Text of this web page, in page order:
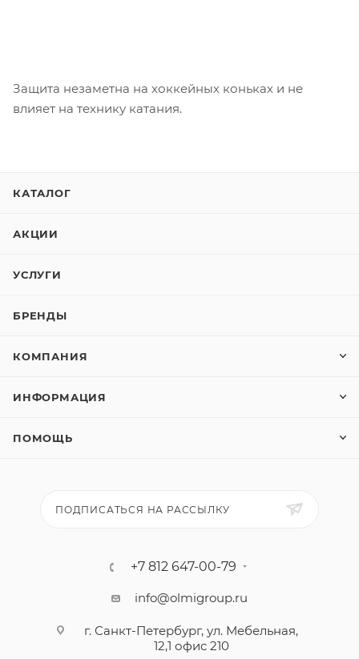
Защита незаметна на хоккейных коньках и не
влияет на технику катания.
КАТАЛОГ
АКЦИИ
УСЛУГИ
БРЕНДЫ
КОМПАНИЯ
ИНФОРМАЦИЯ
ПОМОЩЬ
ПОДПИСАТЬСЯ НА РАССЫЛКУ
+7 812 647-00-79
info@olmigroup.ru
г. Санкт-Петербург, ул. Мебельная,
12,1 офис 210